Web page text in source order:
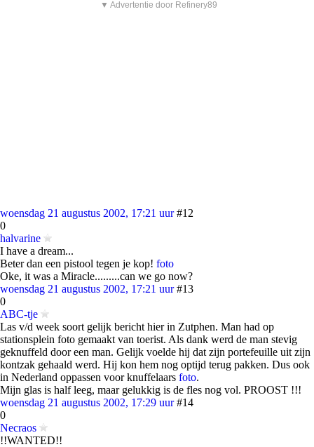
▼ Advertentie door Refinery89
woensdag 21 augustus 2002, 17:21 uur #12
0
halvarine
I have a dream...
Beter dan een pistool tegen je kop! foto
Oke, it was a Miracle.........can we go now?
woensdag 21 augustus 2002, 17:21 uur #13
0
ABC-tje
Las v/d week soort gelijk bericht hier in Zutphen. Man had op
stationsplein foto gemaakt van toerist. Als dank werd de man stevig
geknuffeld door een man. Gelijk voelde hij dat zijn portefeuille uit zijn
kontzak gehaald werd. Hij kon hem nog optijd terug pakken. Dus ook
in Nederland oppassen voor knuffelaars foto.
Mijn glas is half leeg, maar gelukkig is de fles nog vol. PROOST !!!
woensdag 21 augustus 2002, 17:29 uur #14
0
Necraos
!!WANTED!!